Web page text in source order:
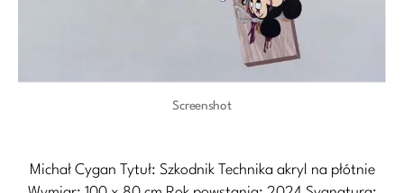
Screenshot
Michał Cygan Tytuł: Szkodnik Technika akryl na płótnie